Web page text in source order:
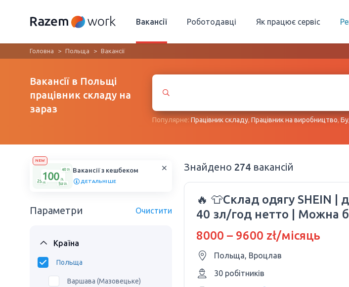
Вакансії Роботодавці Як працює сервіс
Головна Польща Вакансії
Вакансії в Польщі
працівник складу на
зараз
Популярне:Працівник складу,Працівник на виробництво,
NEW
Вакансії з кешбеком
ДЕТАЛЬНІШЕ
Параметри Очистити
Країна
Польща
Варшава (Мазовецьке)
Знайдено 274 вакансій
🔥 👕Склад одягу SHEIN |
40 зл/год нетто | Можна
досвіду
8000 – 9600 zł/місяць
Польща, Вроцлав
30 робітників